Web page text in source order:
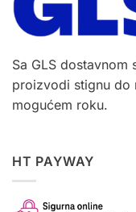
Sa GLS dostavnom
proizvodi stignu do
mogućem roku.
HT PAYWAY